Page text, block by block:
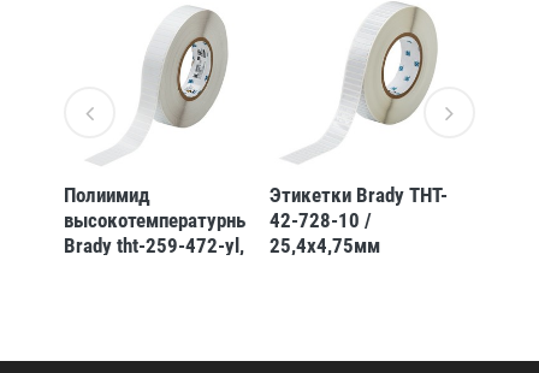
Полиимид
высокотемпературный
Brady tht-259-472-yl,
Этикетки Brady THT-
42-728-10 /
25,4x4,75мм